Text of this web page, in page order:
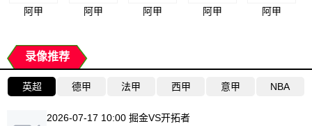
阿甲 阿甲 阿甲 阿甲 阿甲
录像推荐
英超 德甲 法甲 西甲 意甲 NBA
2026-07-17 10:00 掘金VS开拓者